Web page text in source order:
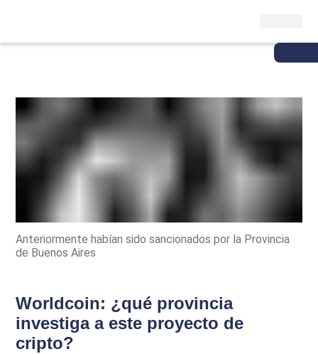
Anteriormente habían sido sancionados por la Provincia
de Buenos Aires
Worldcoin: ¿qué provincia
investiga a este proyecto de
cripto?